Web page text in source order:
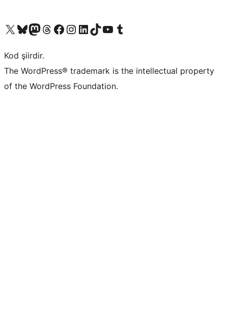
X (eski Twitter) hesabımıza bakın
Bluesky hesabımızı ziyaret edinMastodon hesabımızı ziyaret edinThreads hesabımızı ziyaret edinFacebook sayfamızı ziyaret edinInstagram hesabımızı ziyaret edinLinkedIn hesabımızı ziyaret edinTikTok hesabımızı ziyaret edinYouTube kanalımızı ziyaret edinTumblr hesabımızı ziyaret edin
Kod şiirdir.
The WordPress® trademark is the intellectual property
of the WordPress Foundation.